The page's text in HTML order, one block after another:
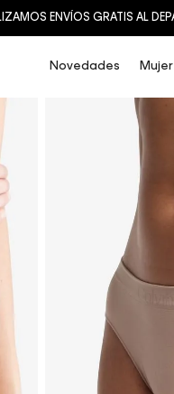
Novedades Mujer